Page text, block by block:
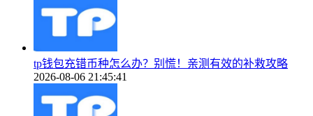
tp钱包充错币种怎么办？别慌！亲测有效的补救攻略
2026-08-06 21:45:41